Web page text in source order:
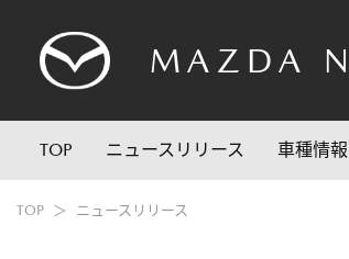
MAZDA
TOP ニュースリリース 車種情報
TOP ニュースリリース